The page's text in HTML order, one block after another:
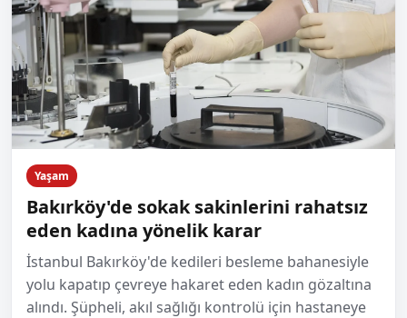
Yaşam
Bakırköy'de sokak sakinlerini rahatsız
eden kadına yönelik karar
İstanbul Bakırköy'de kedileri besleme bahanesiyle
yolu kapatıp çevreye hakaret eden kadın gözaltına
alındı. Şüpheli, akıl sağlığı kontrolü için hastaneye